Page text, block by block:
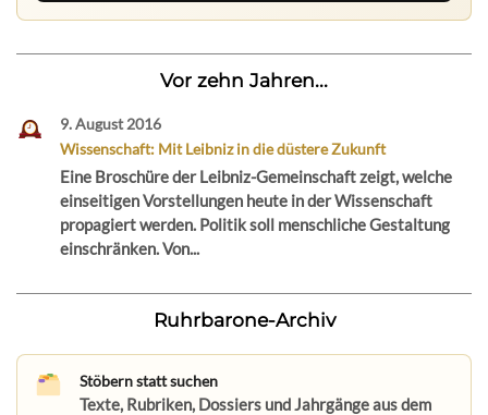
Vor zehn Jahren...
9. August 2016
Wissenschaft: Mit Leibniz in die düstere Zukunft
Eine Broschüre der Leibniz-Gemeinschaft zeigt, welche
einseitigen Vorstellungen heute in der Wissenschaft
propagiert werden. Politik soll menschliche Gestaltung
einschränken. Von...
Ruhrbarone-Archiv
Stöbern statt suchen
Texte, Rubriken, Dossiers und Jahrgänge aus dem